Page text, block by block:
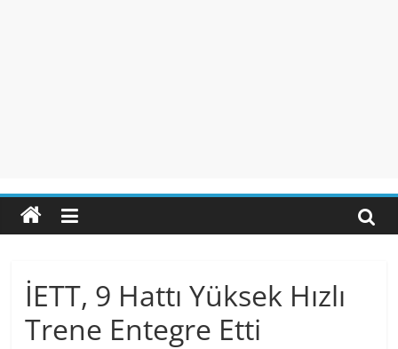
İETT, 9 Hattı Yüksek Hızlı
Trene Entegre Etti